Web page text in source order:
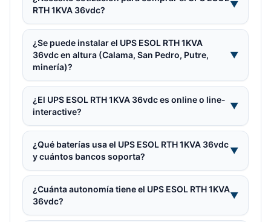
RTH 1KVA 36vdc?
▼
¿Se puede instalar el UPS ESOL RTH 1KVA
36vdc en altura (Calama, San Pedro, Putre,
minería)?
▼
¿El UPS ESOL RTH 1KVA 36vdc es online o line-
interactive?
▼
¿Qué baterías usa el UPS ESOL RTH 1KVA 36vdc
y cuántos bancos soporta?
▼
¿Cuánta autonomía tiene el UPS ESOL RTH 1KVA
36vdc?
▼